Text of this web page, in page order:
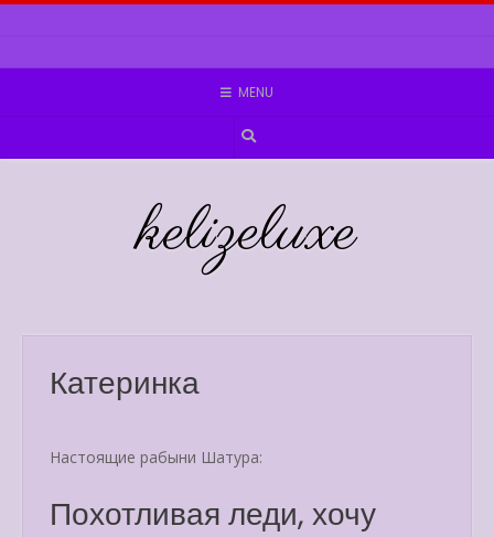
Skip
MENU
kelizeluxe
Катеринка
Настоящие рабыни Шатура:
Похотливая леди, хочу